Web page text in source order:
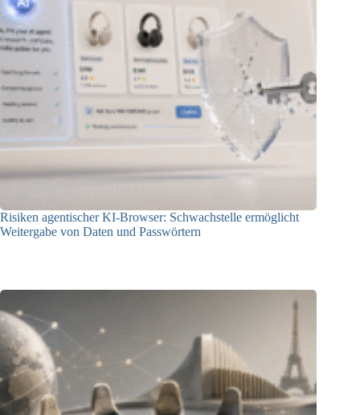
Risiken agentischer KI-Browser: Schwachstelle ermöglicht
Weitergabe von Daten und Passwörtern